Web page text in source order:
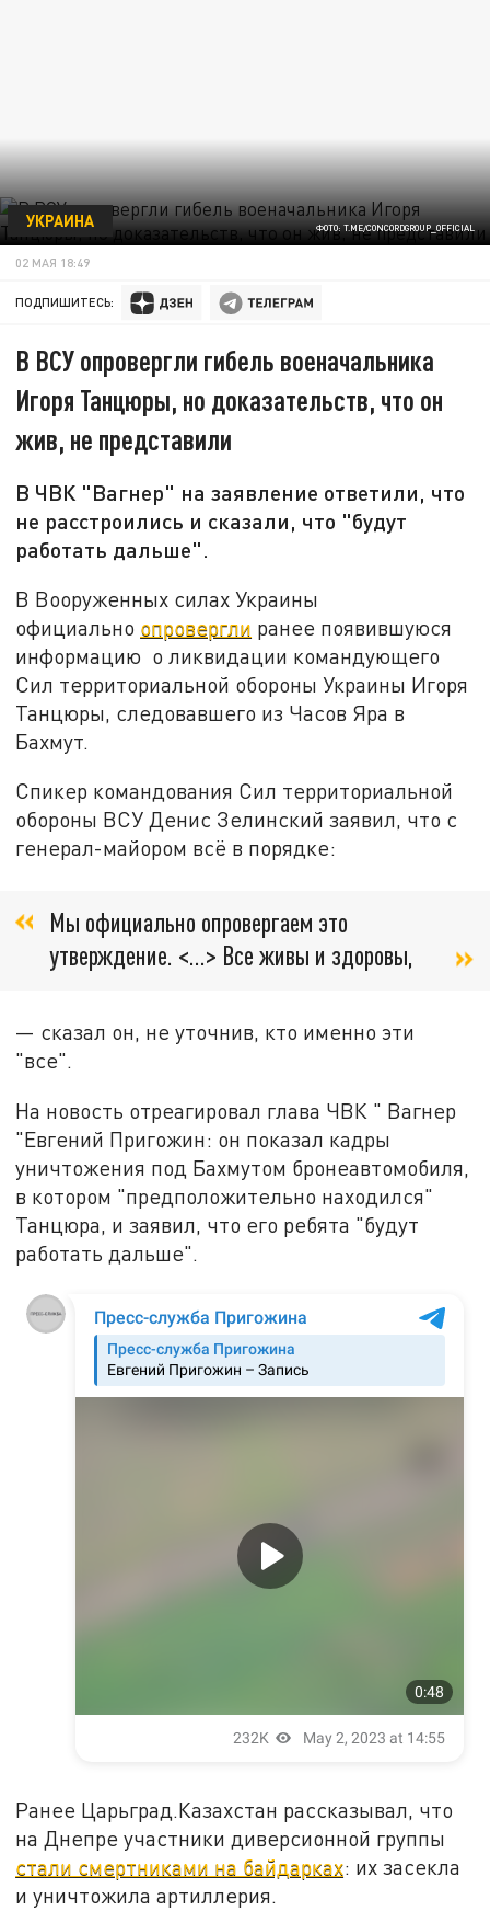
ФОТО: T.ME/CONCORDGROUP_OFFICIAL
УКРАИНА
02 МАЯ 18:49
ПОДПИШИТЕСЬ:
В ВСУ опровергли гибель военачальника
Игоря Танцюры, но доказательств, что он
жив, не представили
В ЧВК "Вагнер" на заявление ответили, что
не расстроились и сказали, что "будут
работать дальше".
В Вооруженных силах Украины
официально опровергли ранее появившуюся
информацию о ликвидации командующего
Сил территориальной обороны Украины Игоря
Танцюры, следовавшего из Часов Яра в
Бахмут.
Спикер командования Сил территориальной
обороны ВСУ Денис Зелинский заявил, что с
генерал-майором всё в порядке:
Мы официально опровергаем это
утверждение. <…> Все живы и здоровы,
— сказал он, не уточнив, кто именно эти
"все".
На новость отреагировал глава ЧВК " Вагнер
"Евгений Пригожин: он показал кадры
уничтожения под Бахмутом бронеавтомобиля,
в котором "предположительно находился"
Танцюра, и заявил, что его ребята "будут
работать дальше".
Ранее Царьград.Казахстан рассказывал, что
на Днепре участники диверсионной группы
стали смертниками на байдарках: их засекла
и уничтожила артиллерия.